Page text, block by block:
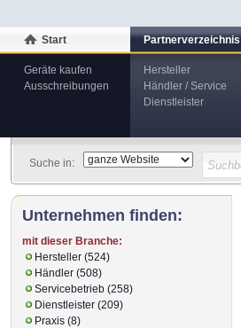
Start
Geräte kaufen
Ausschreibungen
Partnerverzeichnis
Hersteller
Händler / Service
Dienstleister
Suche in:
Unternehmen finden:
mit dieser Branche:
Hersteller (524)
Händler (508)
Servicebetrieb (258)
Dienstleister (209)
Praxis (8)